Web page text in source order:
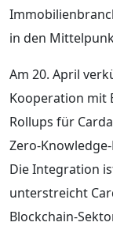
in den
Am 20. April
Kooperation mit
Rollups für
Zero-
Die Integration
unterstreicht
Blockchain-